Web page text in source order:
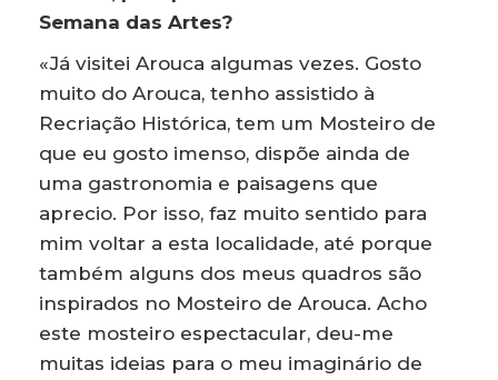
Semana das Artes?
«Já visitei Arouca algumas vezes. Gosto
muito do Arouca, tenho assistido à
Recriação Histórica, tem um Mosteiro de
que eu gosto imenso, dispõe ainda de
uma gastronomia e paisagens que
aprecio. Por isso, faz muito sentido para
mim voltar a esta localidade, até porque
também alguns dos meus quadros são
inspirados no Mosteiro de Arouca. Acho
este mosteiro espectacular, deu-me
muitas ideias para o meu imaginário de